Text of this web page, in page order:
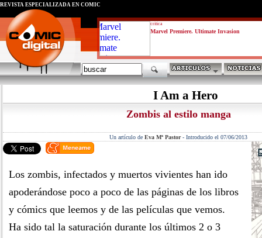
critica
Marvel Premiere. Ultimate Invasion
REVISTA ESPECIALIZADA EN CÓMIC
I Am a Hero
Zombis al estilo manga
Un artículo de Eva Mª Pastor- Introducido el 07/06/2013
Los zombis, infectados y muertos vivientes han ido
apoderándose poco a poco de las páginas de los libros
y cómics que leemos y de las películas que vemos.
Ha sido tal la saturación durante los últimos 2 o 3